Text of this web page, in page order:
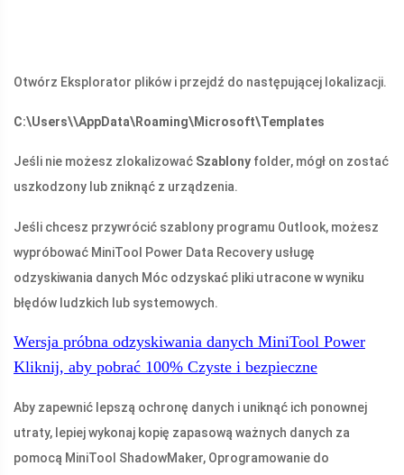
Otwórz Eksplorator plików i przejdź do następującej lokalizacji.
C:\Users\\AppData\Roaming\Microsoft\Templates
Jeśli nie możesz zlokalizować Szablony folder, mógł on zostać
uszkodzony lub zniknąć z urządzenia.
Jeśli chcesz przywrócić szablony programu Outlook, możesz
wypróbować MiniTool Power Data Recovery usługę
odzyskiwania danych Móc odzyskać pliki utracone w wyniku
błędów ludzkich lub systemowych.
Wersja próbna odzyskiwania danych MiniTool Power
Kliknij, aby pobrać 100% Czyste i bezpieczne
Aby zapewnić lepszą ochronę danych i uniknąć ich ponownej
utraty, lepiej wykonaj kopię zapasową ważnych danych za
pomocą MiniTool ShadowMaker, Oprogramowanie do